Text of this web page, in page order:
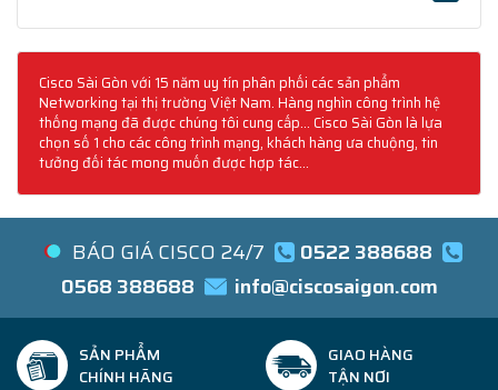
Cisco Sài Gòn với 15 năm uy tín phân phối các sản phẩm
Networking tại thị trường Việt Nam. Hàng nghìn công trình hệ
thống mạng đã được chúng tôi cung cấp... Cisco Sài Gòn là lựa
chọn số 1 cho các công trình mạng, khách hàng ưa chuộng, tin
tưởng đối tác mong muốn được hợp tác...
BÁO GIÁ CISCO 24/7
0522 388688
0568 388688
info@ciscosaigon.com
SẢN PHẨM
CHÍNH HÃNG
GIAO HÀNG
TẬN NƠI